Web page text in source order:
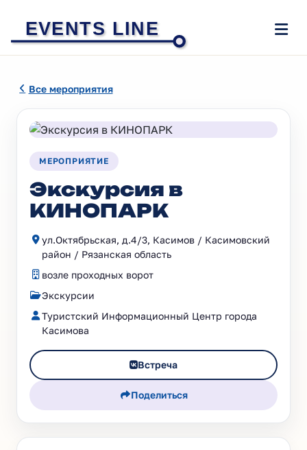
EVENTS LINE
Все мероприятия
МЕРОПРИЯТИЕ
Экскурсия в
КИНОПАРК
ул.Октябрьская, д.4/3, Касимов / Касимовский
район / Рязанская область
возле проходных ворот
Экскурсии
Туристский Информационный Центр города
Касимова
Встреча
Поделиться